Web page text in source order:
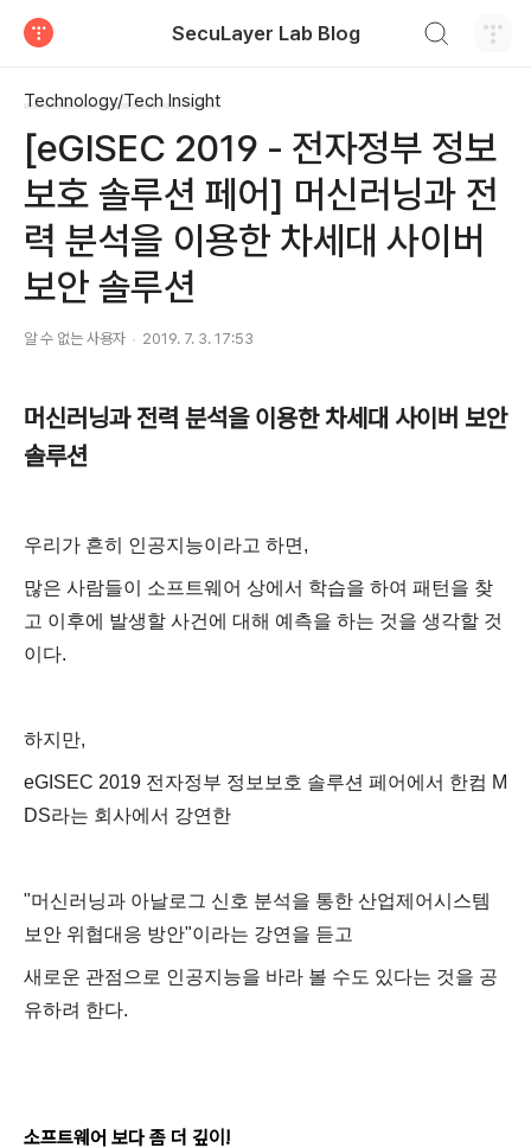
SecuLayer Lab Blog
Technology/Tech Insight
[eGISEC 2019 - 전자정부 정보
보호 솔루션 페어] 머신러닝과 전
력 분석을 이용한 차세대 사이버
보안 솔루션
알 수 없는 사용자 2019. 7. 3. 17:53
머신러닝과 전력 분석을 이용한 차세대 사이버 보안
솔루션
우리가 흔히 인공지능이라고 하면,
많은 사람들이 소프트웨어 상에서 학습을 하여 패턴을 찾
고 이후에 발생할 사건에 대해 예측을 하는 것을 생각할 것
이다.
하지만,
eGISEC 2019 전자정부 정보보호 솔루션 페어에서 한컴 M
DS라는 회사에서 강연한
"머신러닝과 아날로그 신호 분석을 통한 산업제어시스템
보안 위협대응 방안"이라는 강연을 듣고
새로운 관점으로 인공지능을 바라 볼 수도 있다는 것을 공
유하려 한다.
소프트웨어 보다 좀 더 깊이!